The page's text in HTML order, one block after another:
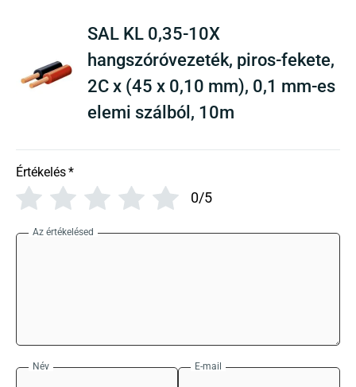
SAL KL 0,35-10X
hangszóróvezeték, piros-fekete,
2C x (45 x 0,10 mm), 0,1 mm-es
elemi szálból, 10m
Értékelés*
0/5
Az értékelésed
Név E-mail